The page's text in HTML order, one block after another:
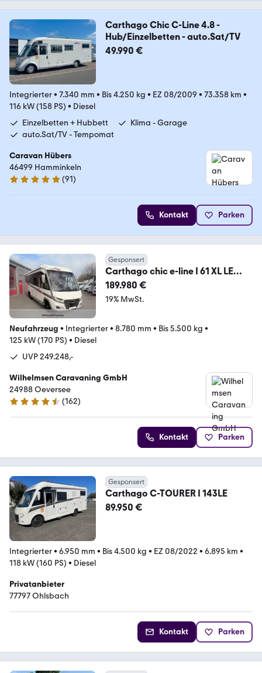
Carthago Chic C-Line 4.8 -
Hub/Einzelbetten - auto.Sat/TV
49.990 €
Integrierter• 7.340 mm • Bis 4.250 kg • EZ 08/2009 • 73.358 km •
116 kW (158 PS) • Diesel
Einzelbetten + Hubbett
Klima - Garage
auto.Sat/TV - Tempomat
Caravan Hübers
46499 Hamminkeln
4.8 Sterne
(91)
Kontakt Parken
Gesponsert
Carthago chic e-line I 61 XL LE
59.268 Rab|5.5t|TV40|Sky
189.980 €
19% MwSt.
Neufahrzeug • Integrierter• 8.780 mm • Bis 5.500 kg •
125 kW (170 PS) • Diesel
UVP 249.248,- 
Wilhelmsen Caravaning GmbH
24988 Oeversee
4.7 Sterne
(162)
Kontakt Parken
Gesponsert
Carthago C-TOURER I 143LE
89.950 €
Integrierter• 6.950 mm • Bis 4.500 kg • EZ 08/2022 • 6.895 km •
118 kW (160 PS) • Diesel
Privatanbieter
77797 Ohlsbach
Kontakt Parken